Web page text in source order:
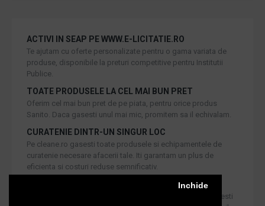
Inchide
ACTIVI IN SEAP PE WWW.E-LICITATIE.RO
Te ajutam cu oferte personalizate pentru o gama variata de
produse, disponibile la preturi competitive pentru Institutii
Publice.
TOATE PRODUSELE LA CEL MAI BUN PRET
Oferim cel mai bun pret de pe piata, pentru orice produs
Sanito. Daca gasesti unul mai mic, promitem sa il echivalam.
CURATENIE DINTR-UN SINGUR LOC
Pe cleane.ro gasesti toate produsele si echipamentele de
curatenie necesare afacerii tale. Iti garantam un plus de
eficienta si costuri reduse semnificativ.
Iti oferim produse de cea mai inalta calitate, dar daca doresti